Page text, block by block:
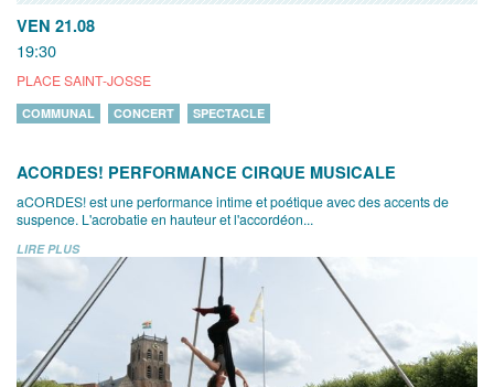
VEN 21.08
19:30
PLACE SAINT-JOSSE
COMMUNAL CONCERT SPECTACLE
ACORDES! PERFORMANCE CIRQUE MUSICALE
aCORDES! est une performance intime et poétique avec des accents de
suspence. L'acrobatie en hauteur et l'accordéon...
LIRE PLUS